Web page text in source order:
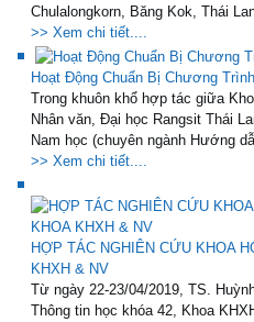
Chulalongkorn, Băng Kok, Thái
>> Xem chi tiết....
Hoạt Động Chuẩn Bị Chương
Trong khuôn khổ hợp tác giữa
Nhân văn, Đại học Rangsit Thái
Nam học (chuyên ngành Hướng
>> Xem chi tiết....
HỢP TÁC NGHIÊN CỨU KHOA
KHXH & NV
Từ ngày 22-23/04/2019, TS.
Thông tin học khóa 42, Khoa